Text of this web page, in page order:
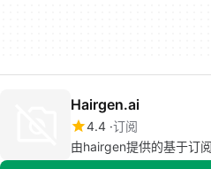
Hairgen.ai
4.4 订阅
由hairgen提供的基于订